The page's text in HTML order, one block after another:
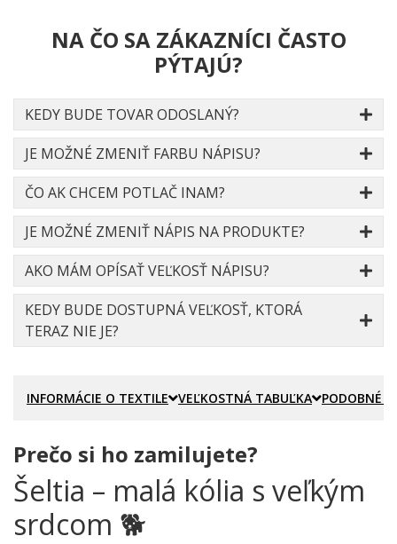
NA ČO SA ZÁKAZNÍCI ČASTO
PÝTAJÚ?
KEDY BUDE TOVAR ODOSLANÝ?
JE MOŽNÉ ZMENIŤ FARBU NÁPISU?
ČO AK CHCEM POTLAČ INAM?
JE MOŽNÉ ZMENIŤ NÁPIS NA PRODUKTE?
AKO MÁM OPÍSAŤ VEĽKOSŤ NÁPISU?
KEDY BUDE DOSTUPNÁ VEĽKOSŤ, KTORÁ
TERAZ NIE JE?
INFORMÁCIE O TEXTILE VEĽKOSTNÁ TABUĽKA PODOBNÉ
Prečo si ho zamilujete?
Šeltia – malá kólia s veľkým
srdcom 🐕